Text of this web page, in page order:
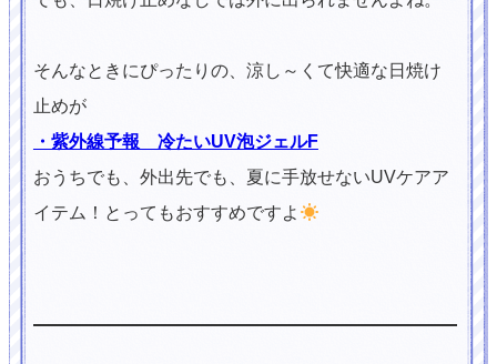
そんなときにぴったりの、涼し～くて快適な日焼け
止めが
・紫外線予報 冷たいUV泡ジェルF
おうちでも、外出先でも、夏に手放せないUVケアア
イテム！とってもおすすめですよ